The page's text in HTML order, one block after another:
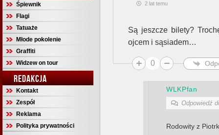
Śpiewnik
Flagi
Tatuaże
Młode pokolenie
Graffiti
Widzew on tour
REDAKCJA
Kontakt
Zespół
Reklama
Polityka prywatności
2 lat temu
Są jeszcze bilety?
ojcem i sąsiadem…
0
WLKPfan
Odpowiedź
Rodowity z